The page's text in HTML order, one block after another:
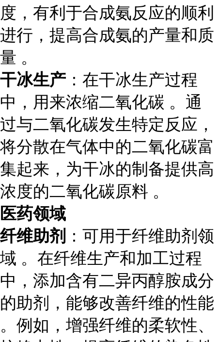
度，有利于合成氨反应的顺利
进行，提高合成氨的产量和质
量 。
干冰生产 ：在干冰生产过程
中，用来浓缩二氧化碳 。通
过与二氧化碳发生特定反应，
将分散在气体中的二氧化碳富
集起来，为干冰的制备提供高
浓度的二氧化碳原料 。
医药领域
纤维助剂 ：可用于纤维助剂领
域 。在纤维生产和加工过程
中，添加含有二异丙醇胺成分
的助剂，能够改善纤维的性能
。例如，增强纤维的柔软性、